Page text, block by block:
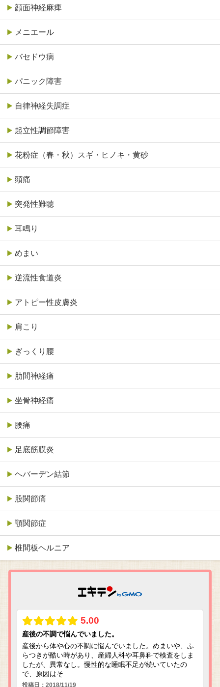
顔面神経麻痺
メニエール
バセドウ病
パニック障害
自律神経失調症
起立性調節障害
花粉症（春・秋）スギ・ヒノキ・黄砂
頭痛
突発性難聴
耳鳴り
めまい
逆流性食道炎
アトピー性皮膚炎
肩こり
ぎっくり腰
肋間神経痛
坐骨神経痛
腰痛
足底筋膜炎
ヘバーデン結節
股関節痛
顎関節症
椎間板ヘルニア